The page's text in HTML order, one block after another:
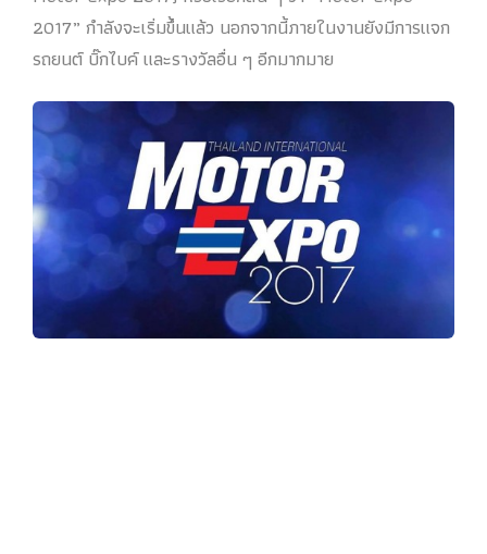
2017” กำลังจะเริ่มขึ้นแล้ว นอกจากนี้ภายในงานยังมีการแจก
รถยนต์ บิ๊กไบค์ และรางวัลอื่น ๆ อีกมากมาย